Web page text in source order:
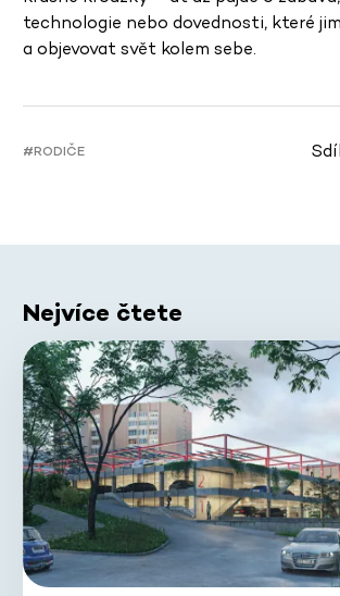
technologie nebo dovednosti, které
a objevovat svět kolem sebe.
#RODIČE
Nejvíce čtete